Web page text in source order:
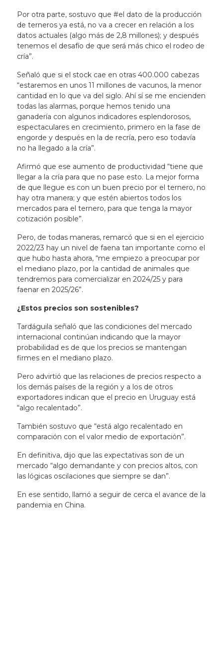
Por otra parte, sostuvo que #el dato de la producción
de terneros ya está, no va a crecer en relación a los
datos actuales (algo más de 2,8 millones); y después
tenemos el desafío de que será más chico el rodeo de
cría”.
Señaló que si el stock cae en otras 400.000 cabezas
“estaremos en unos 11 millones de vacunos, la menor
cantidad en lo que va del siglo. Ahí sí se me encienden
todas las alarmas, porque hemos tenido una
ganadería con algunos indicadores esplendorosos,
espectaculares en crecimiento, primero en la fase de
engorde y después en la de recría, pero eso todavía
no ha llegado a la cría”.
Afirmó que ese aumento de productividad “tiene que
llegar a la cría para que no pase esto. La mejor forma
de que llegue es con un buen precio por el ternero, no
hay otra manera; y que estén abiertos todos los
mercados para el ternero, para que tenga la mayor
cotización posible”.
Pero, de todas maneras, remarcó que si en el ejercicio
2022/23 hay un nivel de faena tan importante como el
que hubo hasta ahora, “me empiezo a preocupar por
el mediano plazo, por la cantidad de animales que
tendremos para comercializar en 2024/25 y para
faenar en 2025/26”.
¿Estos precios son sostenibles?
Tardáguila señaló que las condiciones del mercado
internacional continúan indicando que la mayor
probabilidad es de que los precios se mantengan
firmes en el mediano plazo.
Pero advirtió que las relaciones de precios respecto a
los demás países de la región y a los de otros
exportadores indican que el precio en Uruguay está
“algo recalentado”.
También sostuvo que “está algo recalentado en
comparación con el valor medio de exportación”.
En definitiva, dijo que las expectativas son de un
mercado “algo demandante y con precios altos, con
las lógicas oscilaciones que siempre se dan”.
En ese sentido, llamó a seguir de cerca el avance de la
pandemia en China.